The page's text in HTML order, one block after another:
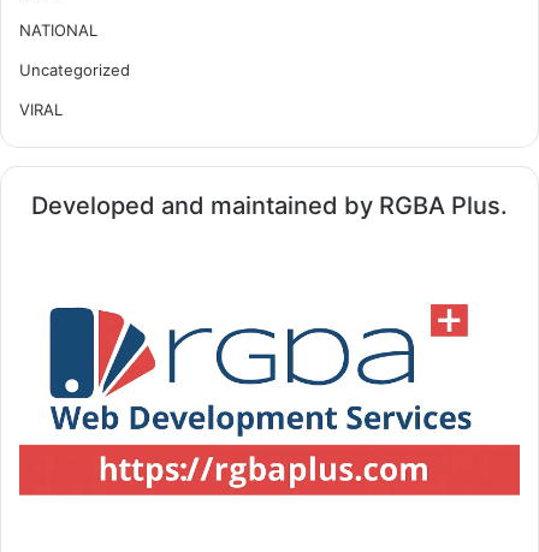
NATIONAL
Uncategorized
VIRAL
Developed and maintained by RGBA Plus.